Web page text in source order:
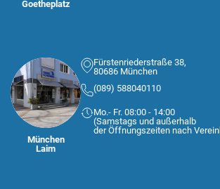
Goetheplatz
München
Laim
Fürstenriederstraße 38,
80686 München
(089) 588040110
Mo.- Fr. 08:00 - 14:00
(Samstags und außerhalb
der Öffnungszeiten nach